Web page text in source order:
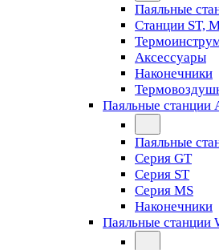
Паяльные
Станции ST,
Аксессуары
Наконечники
Паяльные станции
Паяльные
Серия GT
Серия ST
Серия MS
Наконечники
Паяльные станции